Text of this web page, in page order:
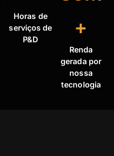
Horas de
serviços de
P&D
+
Renda
gerada por
nossa
tecnologia